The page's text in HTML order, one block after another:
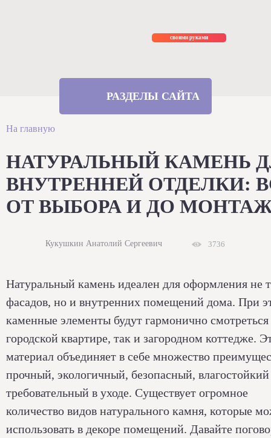
своими руками
РАЗДЕЛЫ САЙТА
На главную
НАТУРАЛЬНЫЙ КАМЕНЬ
ВНУТРЕННЕЙ ОТДЕЛКИ:
ОТ ВЫБОРА И ДО
Кукушкин Анатолий Сергеевич 3736
Натуральный камень идеален для оформления не
фасадов, но и внутренних помещений дома. При
каменные элементы будут гармонично смотреться
городской квартире, так и загородном коттедже.
материал объединяет в себе множество
прочный, экологичный, безопасный,
требовательный в уходе. Существует огромное
количество видов натурального камня, которые
использовать в декоре помещений. Давайте